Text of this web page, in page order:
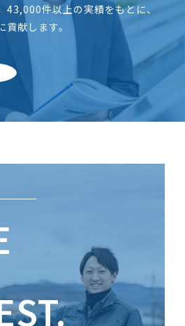
43,000件以上の実績をもとに、
献します。